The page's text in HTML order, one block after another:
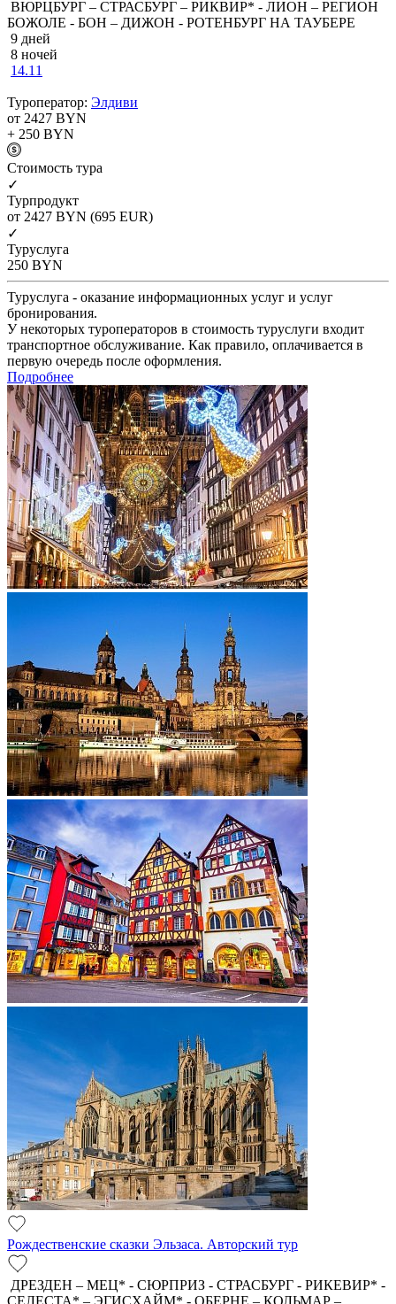
ВЮРЦБУРГ – СТРАСБУРГ – РИКВИР* - ЛИОН – РЕГИОН
БОЖОЛЕ - БОН – ДИЖОН - РОТЕНБУРГ НА ТАУБЕРЕ
9 дней
8 ночей
14.11
Туроператор: Элдиви
от 2427 BYN
+ 250 BYN
Cтоимость тура
✓
Турпродукт
от 2427 BYN (695 EUR)
✓
Туруслуга
250 BYN
Туруслуга - оказание информационных услуг и услуг
бронирования.
У некоторых туроператоров в стоимость туруслуги входит
транспортное обслуживание. Как правило, оплачивается в
первую очередь после оформления.
Подробнее
Рождественские сказки Эльзаса. Авторский тур
ДРЕЗДЕН – МЕЦ* - СЮРПРИЗ - СТРАСБУРГ - РИКЕВИР* -
СЕЛЕСТА* – ЭГИСХАЙМ* - ОБЕРНЕ – КОЛЬМАР –